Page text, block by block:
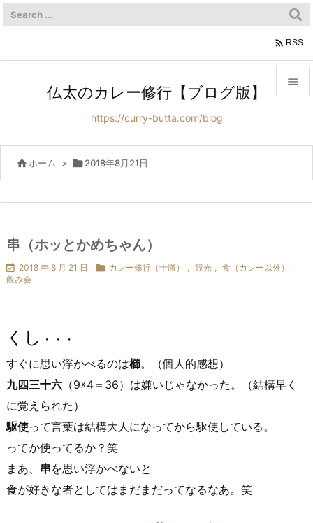



検索
 RSS
仏太のカレー修行【ブログ版】
https://curry-butta.com/blog
 ホーム > 2018年8月21日
串（ホッとかめちゃん）
 2018 年 8 月 21 日  カレー修行（十勝） , 観光 , 食（カレー以外）
,
飲み会
くし ・・・
すぐに思い浮かべるのは櫛。（個人的感想）
九四三十六 （9☓4＝36）は嫌いじゃなかった。（結構早く
に覚えられた）
駆使って言葉は結構大人になってから駆使している。
ってか使ってるか？笑
まあ、 串を思い浮かべないと
食が好きな者としてはまだまだってなるなあ。笑